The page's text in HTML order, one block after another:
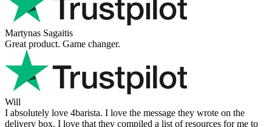
Martynas Sagaitis
Great product. Game changer.
Will
I absolutely love 4barista. I love the message they wrote on the
delivery box. I love that they compiled a list of resources for me to